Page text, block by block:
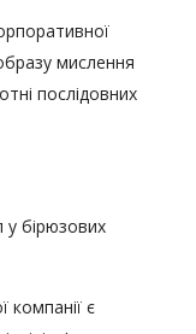
мислення
послідовних
у бірюзових
компанії є